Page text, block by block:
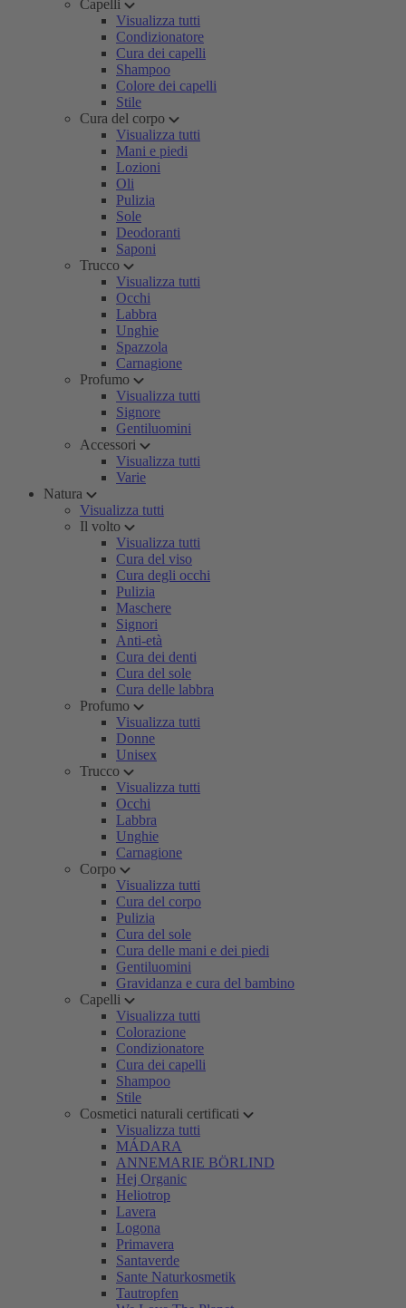
Capelli
Visualizza tutti
Condizionatore
Cura dei capelli
Shampoo
Colore dei capelli
Stile
Cura del corpo
Visualizza tutti
Mani e piedi
Lozioni
Oli
Pulizia
Sole
Deodoranti
Saponi
Trucco
Visualizza tutti
Occhi
Labbra
Unghie
Spazzola
Carnagione
Profumo
Visualizza tutti
Signore
Gentiluomini
Accessori
Visualizza tutti
Varie
Natura
Visualizza tutti
Il volto
Visualizza tutti
Cura del viso
Cura degli occhi
Pulizia
Maschere
Signori
Anti-età
Cura dei denti
Cura del sole
Cura delle labbra
Profumo
Visualizza tutti
Donne
Unisex
Trucco
Visualizza tutti
Occhi
Labbra
Unghie
Carnagione
Corpo
Visualizza tutti
Cura del corpo
Pulizia
Cura del sole
Cura delle mani e dei piedi
Gentiluomini
Gravidanza e cura del bambino
Capelli
Visualizza tutti
Colorazione
Condizionatore
Cura dei capelli
Shampoo
Stile
Cosmetici naturali certificati
Visualizza tutti
MÁDARA
ANNEMARIE BÖRLIND
Hej Organic
Heliotrop
Lavera
Logona
Primavera
Santaverde
Sante Naturkosmetik
Tautropfen